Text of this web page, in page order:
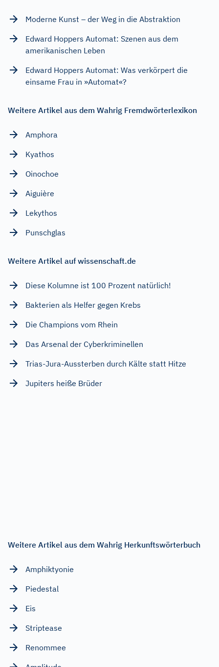
Moderne Kunst – der Weg in die Abstraktion
Edward Hoppers Automat: Szenen aus dem
amerikanischen Leben
Edward Hoppers Automat: Was verkörpert die
einsame Frau in »Automat«?
Weitere Artikel aus dem Wahrig Fremdwörterlexikon
Amphora
Kyathos
Oinochoe
Aiguière
Lekythos
Punschglas
Weitere Artikel auf wissenschaft.de
Diese Kolumne ist 100 Prozent natürlich!
Bakterien als Helfer gegen Krebs
Die Champions vom Rhein
Das Arsenal der Cyberkriminellen
Trias-Jura-Aussterben durch Kälte statt Hitze
Jupiters heiße Brüder
Weitere Artikel aus dem Wahrig Herkunftswörterbuch
Amphiktyonie
Piedestal
Eis
Striptease
Renommee